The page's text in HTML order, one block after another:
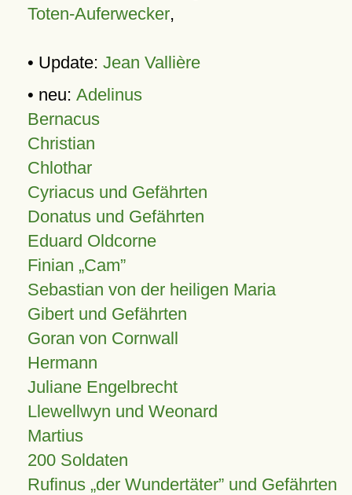
Toten-Auferwecker,
• Update: Jean Vallière
• neu: Adelinus
Bernacus
Christian
Chlothar
Cyriacus und Gefährten
Donatus und Gefährten
Eduard Oldcorne
Finian Cam
Sebastian von der heiligen Maria
Gibert und Gefährten
Goran von Cornwall
Hermann
Juliane Engelbrecht
Llewellwyn und Weonard
Martius
200 Soldaten
Rufinus „der Wundertäter” und Gefährten